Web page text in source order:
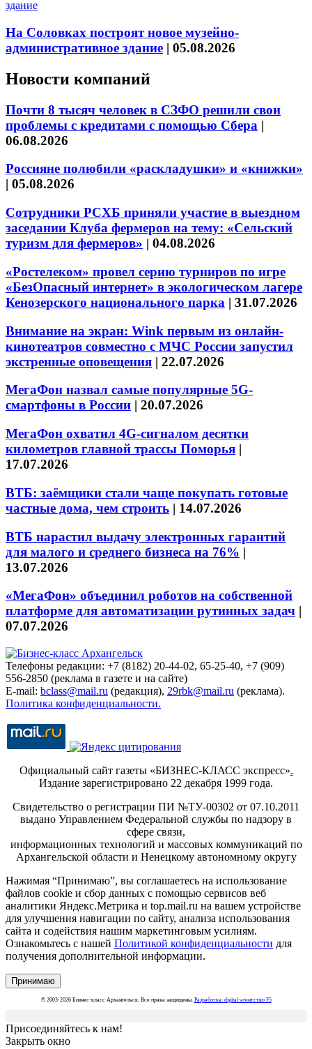
На Соловках построят новое музейно-
административное здание | 05.08.2026
Новости компаний
Почти 8 тысяч человек в СЗФО решили свои
проблемы с кредитами с помощью Сбера |
06.08.2026
Россияне полюбили «раскладушки» и «книжки»
| 05.08.2026
Сотрудники РСХБ приняли участие в выездном
заседании Клуба фермеров на тему: «Сельский
туризм для фермеров» | 04.08.2026
«Ростелеком» провел серию турниров по игре
«БезОпасный интернет» в экологическом лагере
Кенозерского национального парка | 31.07.2026
Внимание на экран: Wink первым из онлайн-
кинотеатров совместно с МЧС России запустил
экстренные оповещения | 22.07.2026
МегаФон назвал самые популярные 5G-
смартфоны в России | 20.07.2026
МегаФон охватил 4G-сигналом десятки
километров главной трассы Поморья |
17.07.2026
ВТБ: заёмщики стали чаще покупать готовые
частные дома, чем строить | 14.07.2026
ВТБ нарастил выдачу электронных гарантий
для малого и среднего бизнеса на 76% |
13.07.2026
«МегаФон» объединил роботов на собственной
платформе для автоматизации рутинных задач |
07.07.2026
Телефоны редакции: +7 (8182) 20-44-02, 65-25-40, +7 (909)
556-2850 (реклама в газете и на сайте)
E-mail: bclass@mail.ru (редакция), 29rbk@mail.ru (реклама).
Политика конфиденциальности.
Официальный сайт газеты «БИЗНЕС-КЛАСС экспресс».
Издание зарегистрировано 22 декабря 1999 года.
Свидетельство о регистрации ПИ №ТУ-00302 от 07.10.2011
выдано Управлением Федеральной службы по надзору в
сфере связи,
информационных технологий и массовых коммуникаций по
Архангельской области и Ненецкому автономному округу
Нажимая “Принимаю”, вы соглашаетесь на использование
файлов cookie и сбор данных с помощью сервисов веб
аналитики Яндекс.Метрика и top.mail.ru на вашем устройстве
для улучшения навигации по сайту, анализа использования
сайта и содействия нашим маркетинговым усилиям.
Ознакомьтесь с нашей Политикой конфиденциальности для
получения дополнительной информации.
Принимаю
© 2003-2026 Бизнес-класс Архангельск. Все права защищены. Разработка: digital-агентство F5
Присоединяйтесь к нам!
Закрыть окно